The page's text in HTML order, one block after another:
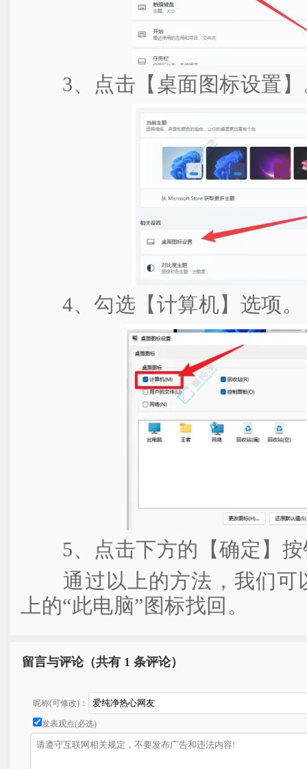
3、点击【桌面图标设置】
4、勾选【计算机】选项。
5、点击下方的【确定】按
通过以上的方法，我们可
上的“此电脑”图标找回。
留言与评论（共有 1 条评论）
昵称(可修改)：
发表观点(必选)